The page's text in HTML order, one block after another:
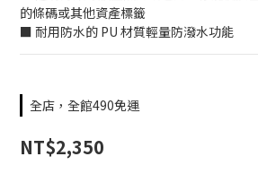
的條碼或其他資產標籤
■ 耐用防水的 PU 材質輕量防潑水功能
全店，全館490免運
NT$2,350